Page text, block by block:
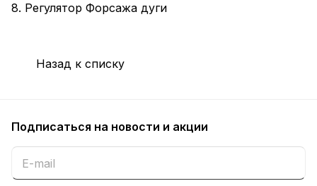
8. Регулятор Форсажа дуги
Назад к списку
Подписаться на новости и акции